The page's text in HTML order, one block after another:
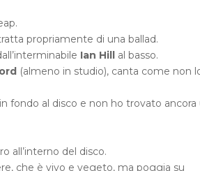
propriamente di una ballad.
Ian Hillal basso.
(almeno in studio), canta come non
fondo al disco e non ho trovato ancora
all’interno del disco.
che è vivo e vegeto, ma poggia su